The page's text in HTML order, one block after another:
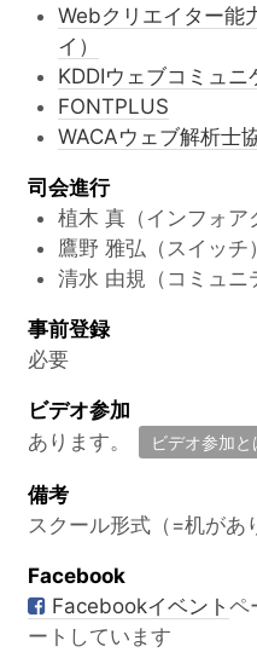
Webクリエイター能
イ）
KDDIウェブコミュニ
FONTPLUS
WACAウェブ解析士
司会進行
植木 真（インフォア
鷹野 雅弘（スイッチ）
清水 由規（コミュニ
事前登録
必要
ビデオ参加
あります。
ビデオ参加と
備考
スクール形式（=机があ
Facebook
Facebookイベント ペ
ートしています